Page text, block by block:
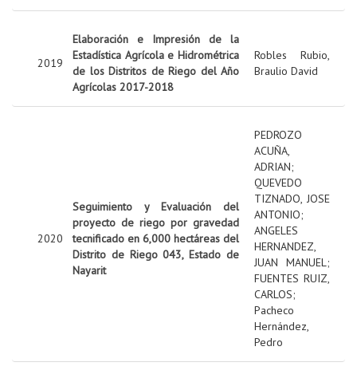
2019
Elaboración e Impresión de la
Estadística Agrícola e Hidrométrica
de los Distritos de Riego del Año
Agrícolas 2017-2018
Robles Rubio,
Braulio David
2020
Seguimiento y Evaluación del
proyecto de riego por gravedad
tecnificado en 6,000 hectáreas del
Distrito de Riego 043, Estado de
Nayarit
PEDROZO
ACUÑA,
ADRIAN;
QUEVEDO
TIZNADO, JOSE
ANTONIO;
ANGELES
HERNANDEZ,
JUAN MANUEL;
FUENTES RUIZ,
CARLOS;
Pacheco
Hernández,
Pedro